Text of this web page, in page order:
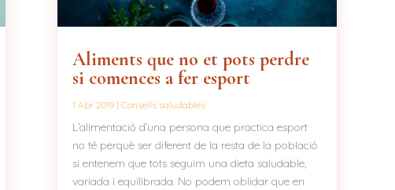
Aliments que no et pots perdre
si comences a fer esport
1 Abr 2019 |Consells saludables
L’alimentació d’una persona que practica esport
no té perquè ser diferent de la resta de la població
si entenem que tots seguim una dieta saludable,
variada i equilibrada. No podem oblidar que en